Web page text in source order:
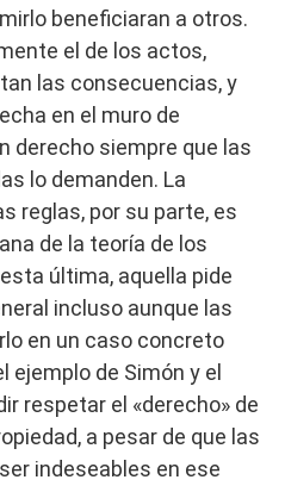
beneficiaran a otros.
el de los actos,
las consecuencias, y
en el muro de
derecho siempre que las
lo demanden. La
reglas, por su parte, es
de la teoría de los
última, aquella pide
incluso aunque las
en un caso concreto
ejemplo de Simón y el
respetar el «derecho» de
a pesar de que las
indeseables en ese